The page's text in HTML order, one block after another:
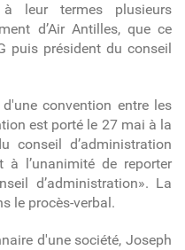
leur termes plusieurs
d’Air Antilles, que ce
puis président du conseil
convention entre les
est porté le 27 mai à la
conseil d’administration
à l’unanimité de reporter
d’administration». La
le procès-verbal.
d'une société, Joseph